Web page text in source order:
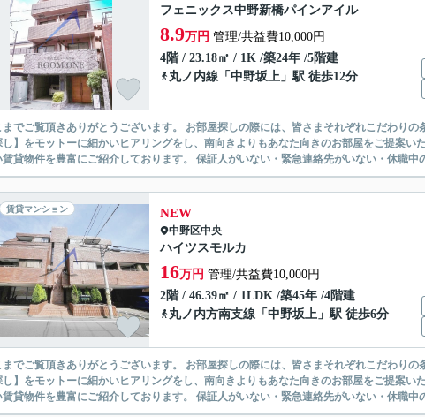
フェニックス中野新橋パインアイル
8.9万円 管理/共益費10,000円
4階 / 23.18㎡ / 1K /築24年 /5階建
丸ノ内線 「 中野坂上 」駅 徒歩12分
きありがとうございます。 お部屋探しの際には、皆さまそれぞれこだわりの条件があると思いますが、当社では【あなたに１番のお部
】をモットーに細かいヒアリングをし、南向きよりもあなた向きのお部屋をご提案いたします。 シングル物件からファミリー物
無い賃貸物件を豊富にご紹介しております。 保証人がいない・緊急連絡先
賃貸マンション NEW
中野区中央
ハイツスモルカ
16万円 管理/共益費10,000円
2階 / 46.39㎡ / 1LDK /築45年 /4階建
丸ノ内方南支線 「 中野坂上 」駅 徒歩6分
きありがとうございます。 お部屋探しの際には、皆さまそれぞれこだわりの条件があると思いますが、当社では【あなたに１番のお部
】をモットーに細かいヒアリングをし、南向きよりもあなた向きのお部屋をご提案いたします。 シングル物件からファミリー物
無い賃貸物件を豊富にご紹介しております。 保証人がいない・緊急連絡先